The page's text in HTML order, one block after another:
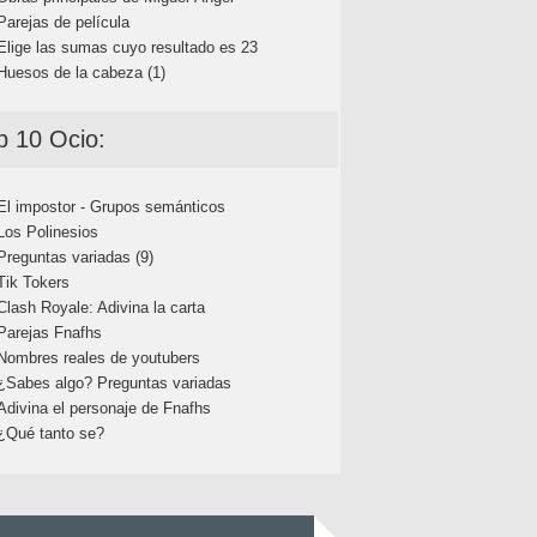
de película
las sumas cuyo resultado es 23
de la cabeza (1)
10 Ocio:
impostor - Grupos semánticos
Polinesios
variadas (9)
Tokers
Royale: Adivina la carta
Fnafhs
reales de youtubers
algo? Preguntas variadas
el personaje de Fnafhs
tanto se?